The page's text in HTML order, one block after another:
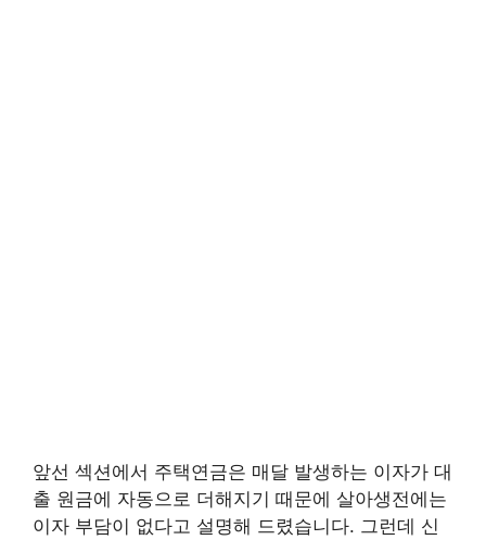
앞선 섹션에서 주택연금은 매달 발생하는 이자가 대
출 원금에 자동으로 더해지기 때문에 살아생전에는
이자 부담이 없다고 설명해 드렸습니다. 그런데 신